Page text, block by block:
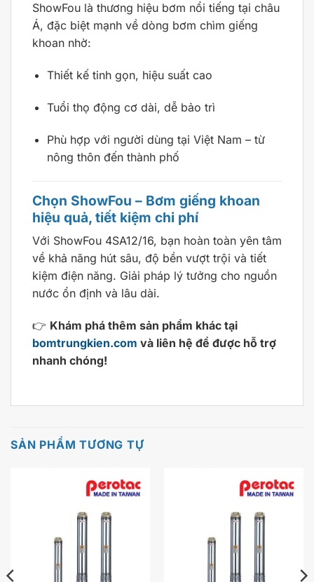
ShowFou là thương hiệu bơm nổi tiếng tại châu
Á, đặc biệt mạnh về dòng bơm chìm giếng
khoan nhờ:
Thiết kế tinh gọn, hiệu suất cao
Tuổi thọ động cơ dài, dễ bảo trì
Phù hợp với người dùng tại Việt Nam – từ
nông thôn đến thành phố
Chọn ShowFou – Bơm giếng khoan
hiệu quả, tiết kiệm chi phí
Với ShowFou 4SA12/16, bạn hoàn toàn yên tâm
về khả năng hút sâu, độ bền vượt trội và tiết
kiệm điện năng. Giải pháp lý tưởng cho nguồn
nước ổn định và lâu dài.
👉 Khám phá thêm sản phẩm khác tại
bomtrungkien.com và liên hệ để được hỗ trợ
nhanh chóng!
SẢN PHẨM TƯƠNG TỰ